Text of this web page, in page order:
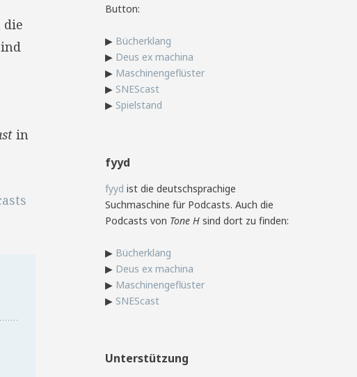
die
in
Button:
▶ Bücherklang
▶ Deus ex machina
▶ Maschinengeflüster
▶ SNEScast
▶ Spielstand
fyyd
fyyd ist die deutschsprachige
Suchmaschine für Podcasts. Auch die
Podcasts von Tone H sind dort zu finden:
▶ Bücherklang
▶ Deus ex machina
▶ Maschinengeflüster
▶ SNEScast
Unterstützung